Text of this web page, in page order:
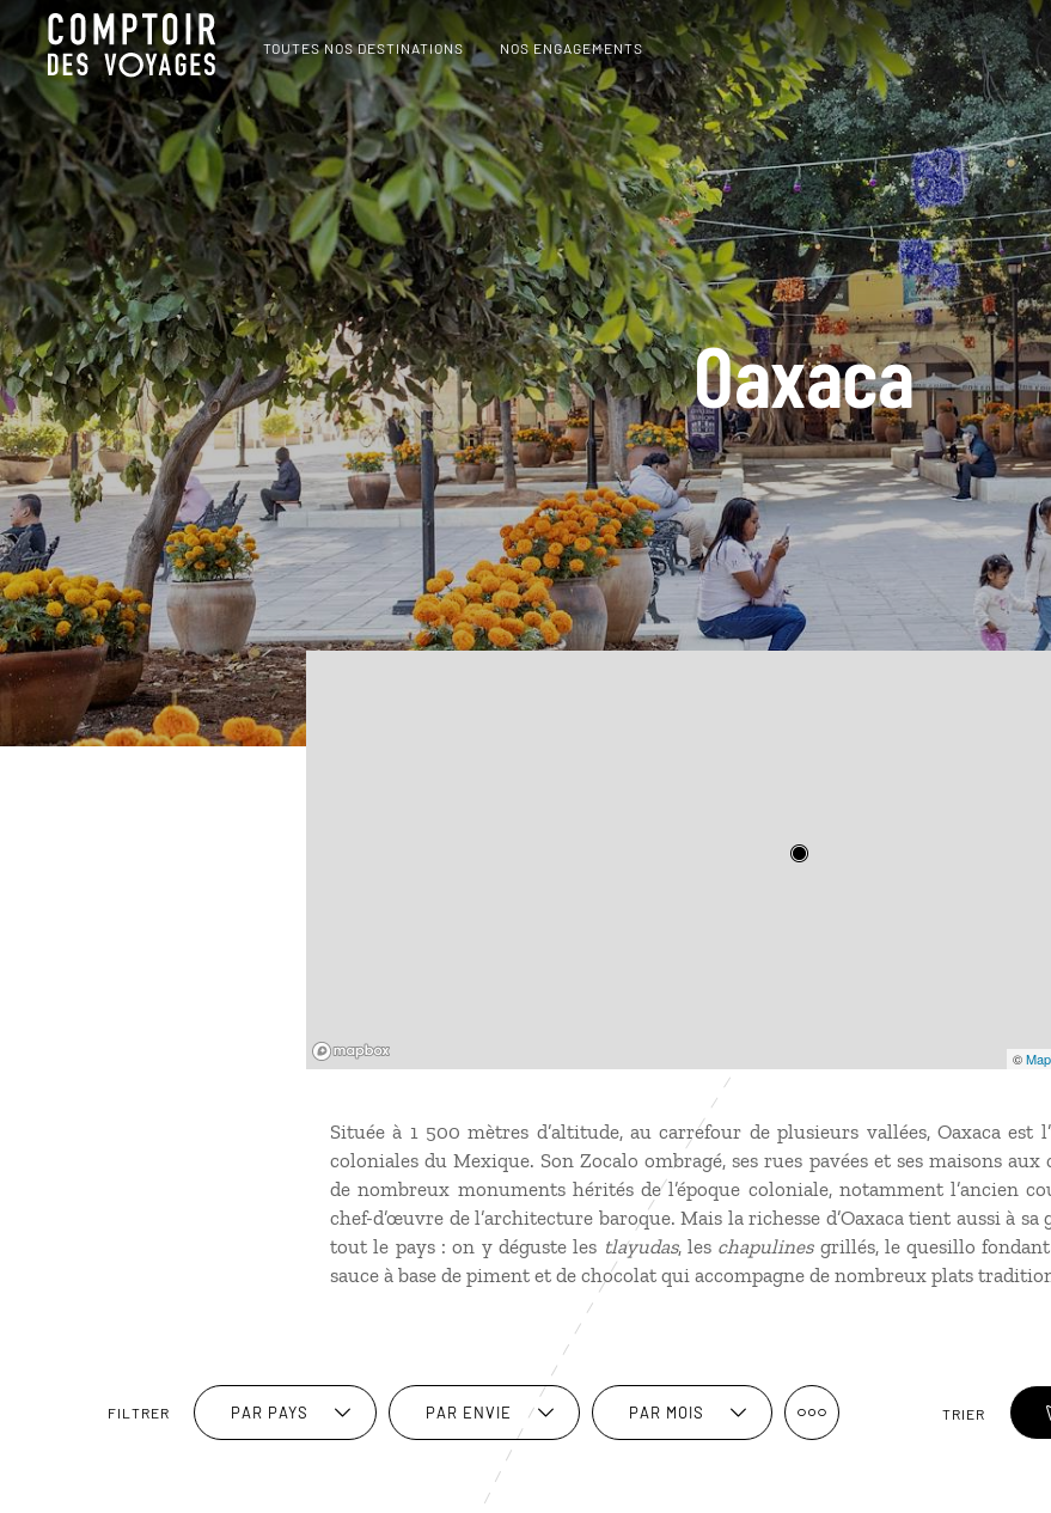
TOUTES NOS DESTINATIONS NOS ENGAGEMENTS
Oaxaca
©
Située à 1 500 mètres d’altitude, au carrefour de plusieurs vallées, Oaxaca est
coloniales du Mexique. Son Zocalo ombragé, ses rues pavées et ses maisons
de nombreux monuments hérités de l’époque coloniale, notamment l’ancien
chef-d’œuvre de l’architecture baroque. Mais la richesse d’Oaxaca tient aussi à
tout le pays : on y déguste les tlayudas, les chapulines grillés, le quesillo
sauce à base de piment et de chocolat qui accompagne de nombreux plats
FILTRER PAR PAYS PAR ENVIE PAR MOIS TRIER